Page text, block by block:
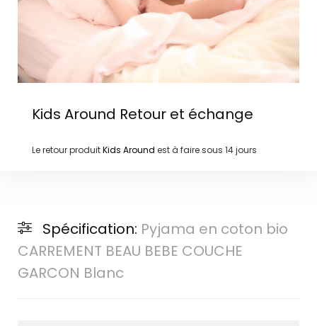
Kids Around Retour et échange
Le retour produitKids Around est à faire sous 14 jours
Spécification: Pyjama en coton bio
CARREMENT BEAU BEBE COUCHE
GARCON Blanc